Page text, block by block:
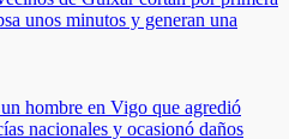
unos minutos y generan una
hombre en Vigo que agredió
nacionales y ocasionó daños